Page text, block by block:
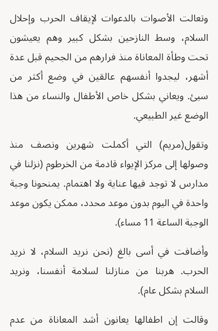
وتعالت الأصوات بالدعوات لإيقاف الحرب وإحلال
السلام، وسط النازحين بشكل كبير وهم يعيشون
تحت وطأة المعاناة منذ فرارهم من الجحيم قبل عدة
أشهر، ليجدوا أنفسهم عالقين في وضع أكثر من
سيئ. ويعاني بشكل خاص الأطفال والنساء من هذا
الوضع غير الطبيعي.
وتقول(مريم) التي أكملت شهرين ونصف منذ
وصولها إلى مركز الإيواء قادمة من الخرطوم (نزلنا في
مدارس لا توجد فيها عناية ولا اهتمام. يمنحونا وجبة
واحدة في اليوم بدون موعد محدد، ممكن يكون موعد
الوجبة الساعة 11 مساء).
وأضافت في أسى بالغ (نحن نريد السلام، لا نريد
الحرب. هربنا من منازلنا لسلامة أنفسنا، ونريد
السلام بشكل عام).
وقالت إن اطفالها يعانون أشد المعاناة من عدم